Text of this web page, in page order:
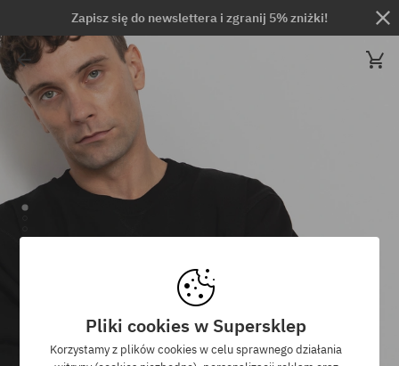
Zapisz się do newslettera i zgranij 5% zniżki!
Pliki cookies w Supersklep
Korzystamy z plików cookies w celu sprawnego działania